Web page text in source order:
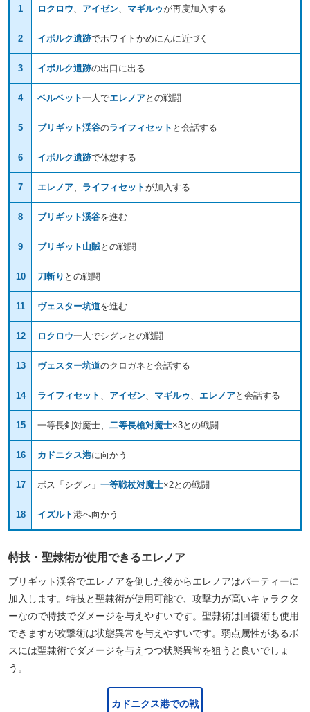
1 ロクロウ アイゼン マギルゥが再度加入する
2 イボルク遺跡でホワイトかめにんに近づく
3 イボルク遺跡の出口に出る
4 ベルベット一人でエレノアとの戦闘
5 ブリギット渓谷のライフィセット と会話する
6 イボルク遺跡で休憩する
7 エレノア ライフィセットが加入する
8 ブリギット渓谷を進む
9 ブリギット山賊との戦闘
10 刀斬り との戦闘
11 ヴェスター坑道を進む
12 ロクロウ一人でシグレとの戦闘
13 ヴェスター坑道のクロガネと会話する
14 ライフィセット アイゼン マギルゥ エレノアと会話する
15 一等長剣対魔士、 二等長槍対魔士×3との戦闘
16 カドニクス港に向かう
17 ボス「シグレ」 一等戦杖対魔士×2との戦闘
18 イズルト港へ向かう
特技・聖隷術が使用できるエレノア
ブリギット渓谷でエレノアを倒した後からエレノアはパーティーに
加入します。特技と聖隷術が使用可能で、攻撃力が高いキャラクタ
ーなので特技でダメージを与えやすいです。聖隷術は回復術も使用
できますが攻撃術は状態異常を与えやすいです。弱点属性があるボ
スには聖隷術でダメージを与えつつ状態異常を狙うと良いでしょ
う。
カドニクス港での戦